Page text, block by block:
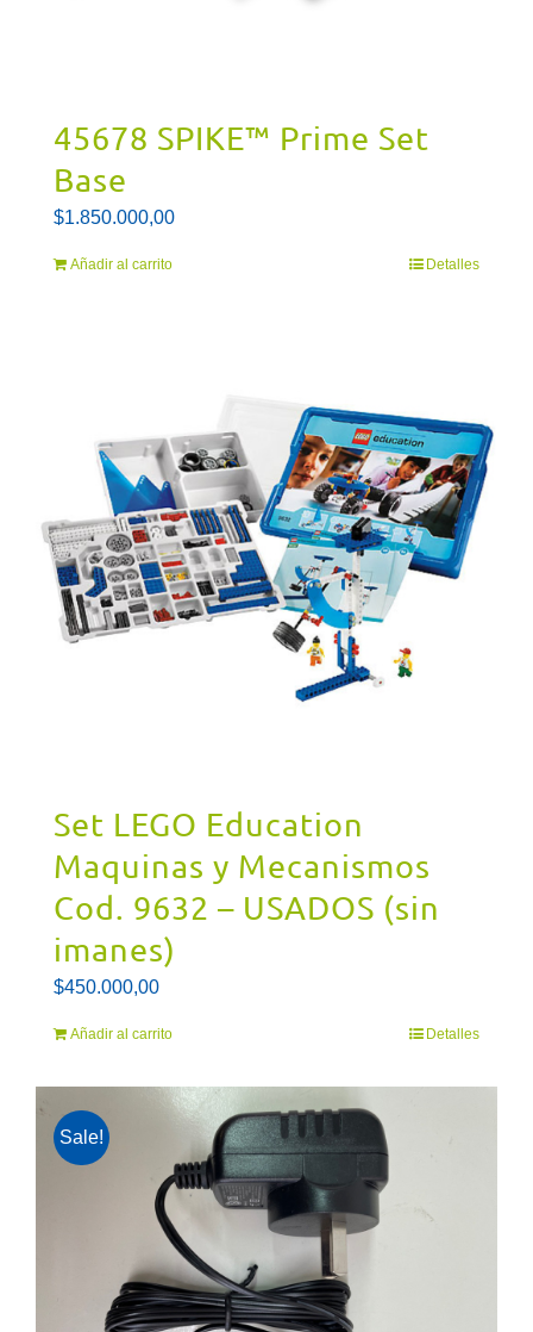
45678 SPIKE™ Prime Set
Base
$1.850.000,00
Añadir al carrito Detalles
Set LEGO Education
Maquinas y Mecanismos
Cod. 9632 – USADOS (sin
imanes)
$450.000,00
Añadir al carrito Detalles
Sale!